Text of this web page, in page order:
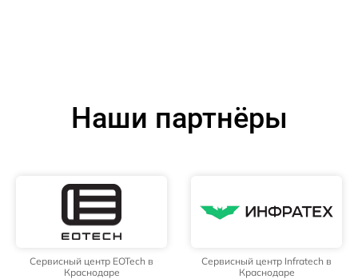
Наши партнёры
Сервисный центр EOTech в
Краснодаре
Сервисный центр Infratech в
Краснодаре